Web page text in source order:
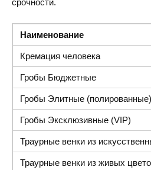
срочности.
Наименование
Кремация человека
Гробы Бюджетные
Гробы Элитные (полированные)
Гробы Эксклюзивные (VIP)
Траурные венки из
Траурные венки из живых